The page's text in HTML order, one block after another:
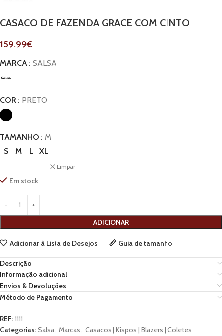
CASACO DE FAZENDA GRACE COM CINTO
159.99€
MARCA SALSA
COR PRETO
TAMANHO
M
S
M L XL
Limpar
Em stock
ADICIONAR
Adicionar à Lista de Desejos Guia de tamanho
Descrição
Informação adicional
Envios & Devoluções
Método de Pagamento
REF:1111
Categorias:Salsa, Marcas, Casacos | Kispos | Blazers | Coletes